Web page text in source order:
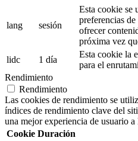
lang sesión
Esta cookie se
preferencias
ofrecer
próxima vez
lidc
1 día
Esta cookie la
para el
Rendimiento
Rendimiento
Las cookies de rendimiento se
índices de rendimiento clave del
una mejor experiencia de usuario a
Cookie Duración